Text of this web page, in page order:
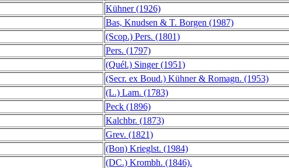
Kühner (1926)
Bas, Knudsen & T. Borgen (1987)
(Scop.) Pers. (1801)
Pers. (1797)
(Quél.) Singer (1951)
(Secr. ex Boud.) Kühner & Romagn. (1953)
(L.) Lam. (1783)
Peck (1896)
Kalchbr. (1873)
Grev. (1821)
(Bon) Krieglst. (1984)
(DC.) Krombh. (1846).